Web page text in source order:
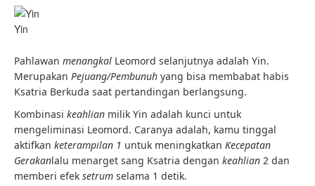
Yin
Pahlawan menangkal Leomord selanjutnya adalah Yin.
Merupakan Pejuang/Pembunuh yang bisa membabat habis
Ksatria Berkuda saat pertandingan berlangsung.
Kombinasi keahlian milik Yin adalah kunci untuk
mengeliminasi Leomord. Caranya adalah, kamu tinggal
aktifkan keterampilan 1 untuk meningkatkan Kecepatan
Gerakanlalu menarget sang Ksatria dengan keahlian 2 dan
memberi efek setrum selama 1 detik.